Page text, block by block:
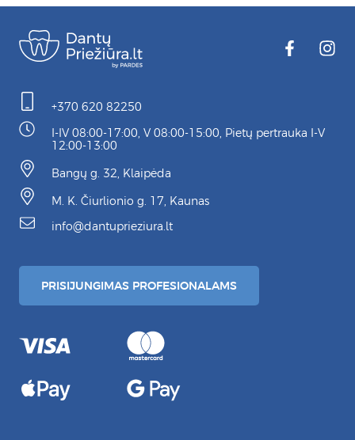
+370 620 82250
I-IV 08:00-17:00, V 08:00-15:00, Pietų pertrauka I-V
12:00-13:00
Bangų g. 32, Klaipėda
M. K. Čiurlionio g. 17, Kaunas
info@dantuprieziura.lt
PRISIJUNGIMAS PROFESIONALAMS